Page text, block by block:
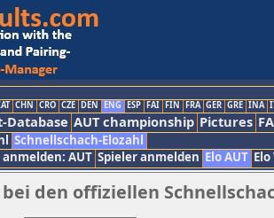
CHN CRO CZE DEN ENG ESP FAI FIN FRA GER GRE INA
Database AUT championship Pictures
Schnellschach-Elozahl
AUT Spieler anmelden Elo AUT
den offiziellen